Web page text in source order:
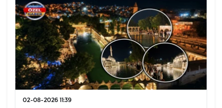
02-08-2026 11:39